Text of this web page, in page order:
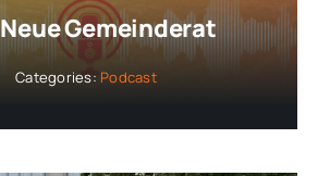
Gemeinderat
Categories: Podcast